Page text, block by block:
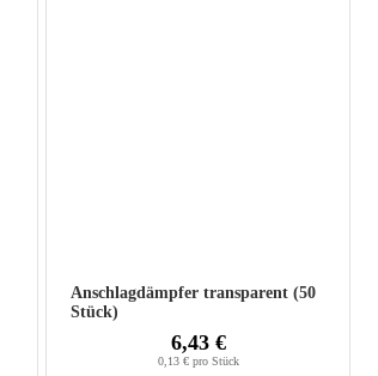
Anschlagdämpfer transparent (50
Stück)
6,43 €
0,13 € pro Stück